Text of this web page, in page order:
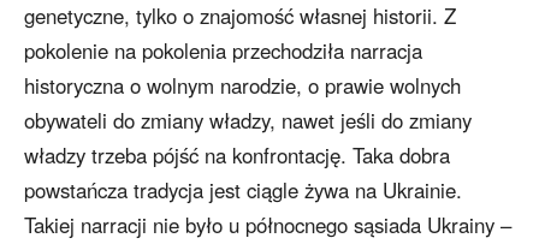
genetyczne, tylko o znajomość własnej historii. Z
pokolenie na pokolenia przechodziła narracja
historyczna o wolnym narodzie, o prawie wolnych
obywateli do zmiany władzy, nawet jeśli do zmiany
władzy trzeba pójść na konfrontację. Taka dobra
powstańcza tradycja jest ciągle żywa na Ukrainie.
Takiej narracji nie było u północnego sąsiada Ukrainy –